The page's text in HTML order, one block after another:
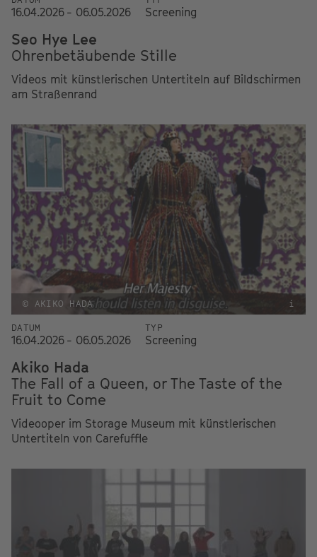
16.04.2026 - 06.05.2026 Screening
Seo Hye Lee
Ohrenbetäubende Stille
Videos mit künstlerischen Untertiteln auf Bildschirmen
am Straßenrand
© AKIKO HADA i
DATUM
16.04.2026 - 06.05.2026
TYP
Screening
Akiko Hada
The Fall of a Queen, or The Taste of the
Fruit to Come
Videooper im Storage Museum mit künstlerischen
Untertiteln von Carefuffle